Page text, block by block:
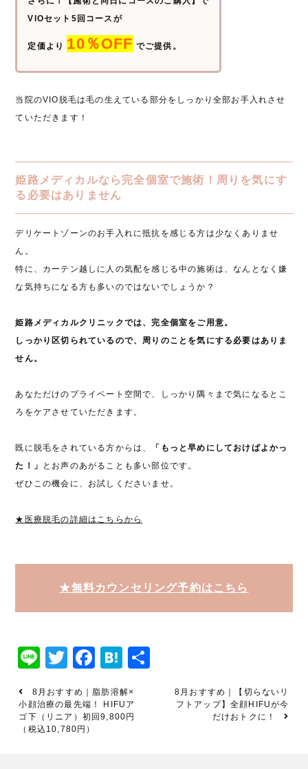
VIOセット5回コースが
定価より 10％OFF でご提供。
当院のVIO脱毛は毛の生えている部分をしっかり全部お手入れさせ
ていただきます！
姫路メディカルなら完全個室で施術！周りを気にす
る必要はありません
デリケートゾーンのお手入れに抵抗を感じる方は少なくありませ
ん。
特に、カーテン越しに人の気配を感じる中の施術は、なんとなく嫌
な気持ちになる方も多いのではないでしょうか？
姫路メディカルクリニックでは、完全個室をご用意。
しっかり区切られているので、周りのことを気にする必要はありま
せん。
あなただけのプライベート空間で、しっかり隅々まで気になるとこ
ろをケアさせていただきます。
既に脱毛をされている方からは、
「もっと早めにしておけばよかっ
た！」
とお声のあがることも多い部位です。
ぜひこの機会に、お試しくださいませ。
★医療脱毛の詳細はこちらから
★無料カウンセリング予約はこちら
LineTwitter
Facebook
Hatena
8月おすすめ｜脂肪溶解×
小顔治療の最先端！ HIFUア
ゴ下（リニア）初回9,800円
（税込10,780円）
8月おすすめ｜【切らないリ
フトアップ】全顔HIFUが今
だけおトクに！